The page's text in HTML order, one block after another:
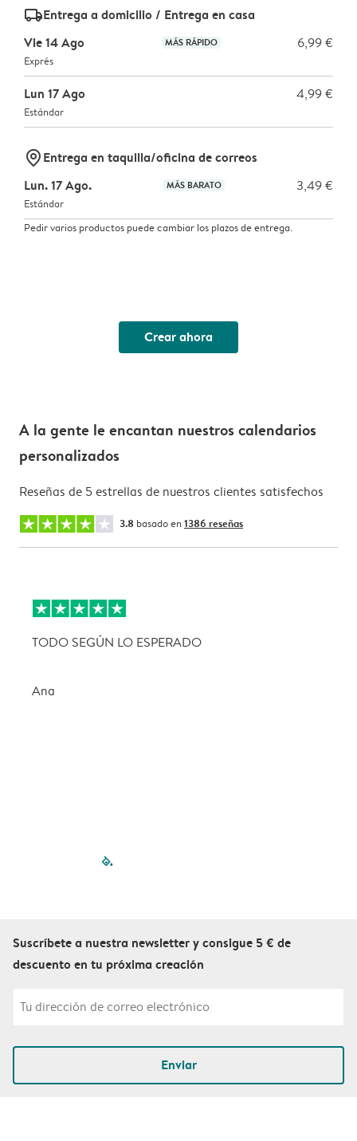
delivery_standard_v2Entrega a domicilio / Entrega en casa
Vie 14 Ago
MÁS RÁPIDO 6,99 €
Exprés
Lun 17 Ago 4,99 €
Estándar
marker-pinEntrega en taquilla/oficina de correos
Lun. 17 Ago.
MÁS BARATO 3,49 €
Estándar
Pedir varios productos puede cambiar los plazos de entrega.
Crear ahora
A la gente le encantan nuestros calendarios
personalizados
Reseñas de 5 estrellas de nuestros clientes satisfechos
3.8 basado en 1386 reseñas
TODO SEGÚN LO ESPERADO
Ana
filled-pagination
Suscríbete a nuestra newsletter y consigue 5 € de
descuento en tu próxima creación
Enviar